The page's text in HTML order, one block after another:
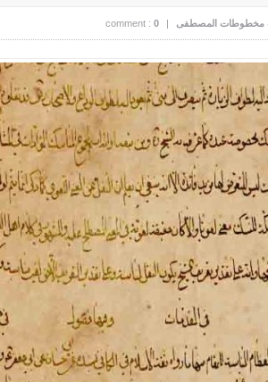
مخطوطات المصطفى |
comment : 0